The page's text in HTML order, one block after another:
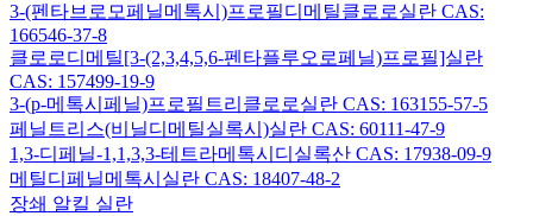
3-(펜타브로모페닐메톡시)프로필디메틸클로로실란 CAS:
166546-37-8
클로로디메틸[3-(2,3,4,5,6-펜타플루오로페닐)프로필]실란
CAS: 157499-19-9
3-(p-메톡시페닐)프로필트리클로로실란 CAS: 163155-57-5
페닐트리스(비닐디메틸실록시)실란 CAS: 60111-47-9
1,3-디페닐-1,1,3,3-테트라메톡시디실록산 CAS: 17938-09-9
메틸디페닐메톡시실란 CAS: 18407-48-2
장쇄 알킬 실란